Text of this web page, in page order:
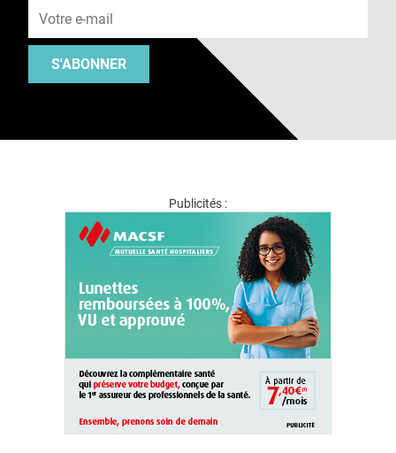
S'ABONNER
Publicités :